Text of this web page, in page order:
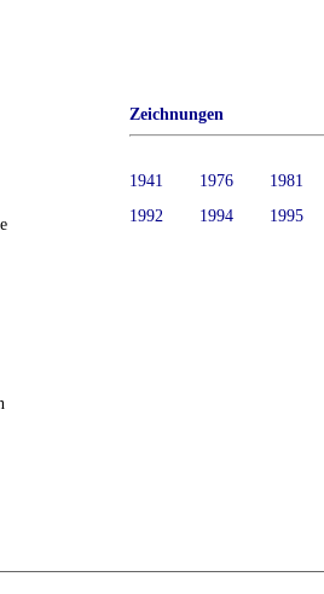
Zeichnungen
1941 1976 1981
1992
1994 1995